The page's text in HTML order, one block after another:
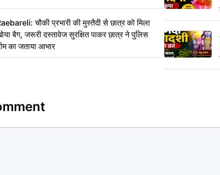
चौकी प्रभारी की मुस्तैदी से छात्र को मिला
बैग, जरूरी दस्तावेज सुरक्षित पाकर छात्र ने पुलिस
का जताया आभार